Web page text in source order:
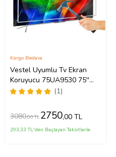
Vestel Uyumlu Tv Ekran
Koruyucu 75UA9530 75''
189 Ekran 4K Smart Android
(1)
Kargo Bedava
3080,00 TL 2750,00 TL
293,33 TL'den Başlayan Taksitlerle